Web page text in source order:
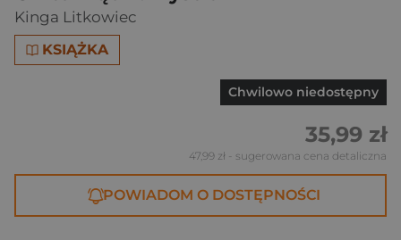
Kinga Litkowiec
KSIĄŻKA
Chwilowo niedostępny
35,99 zł
47,99 zł - sugerowana cena detaliczna
POWIADOM O DOSTĘPNOŚCI